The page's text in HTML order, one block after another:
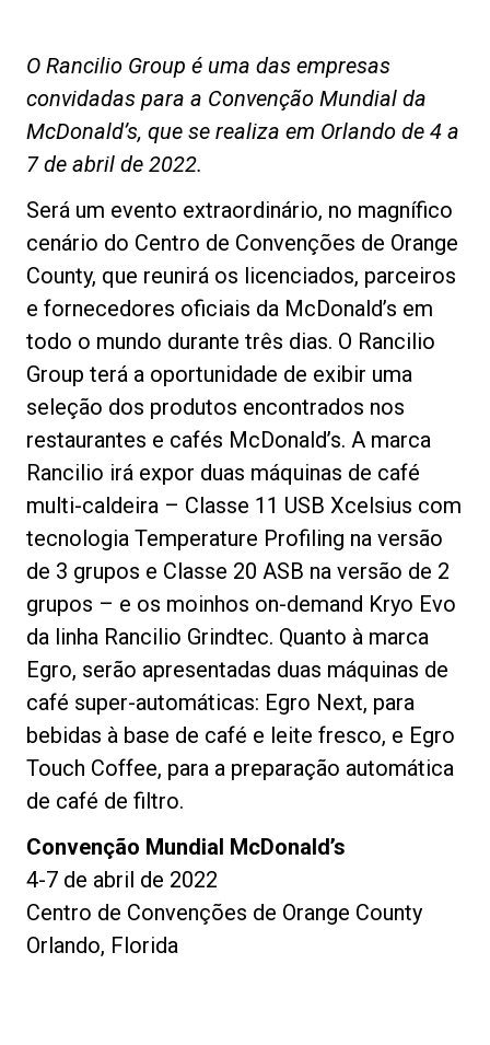
O Rancilio Group é uma das empresas
convidadas para a Convenção Mundial da
McDonald’s, que se realiza em Orlando de 4 a
7 de abril de 2022.
Será um evento extraordinário, no magnífico
cenário do Centro de Convenções de Orange
County, que reunirá os licenciados, parceiros
e fornecedores oficiais da McDonald’s em
todo o mundo durante três dias. O Rancilio
Group terá a oportunidade de exibir uma
seleção dos produtos encontrados nos
restaurantes e cafés McDonald’s. A marca
Rancilio irá expor duas máquinas de café
multi-caldeira – Classe 11 USB Xcelsius com
tecnologia Temperature Profiling na versão
de 3 grupos e Classe 20 ASB na versão de 2
grupos – e os moinhos on-demand Kryo Evo
da linha Rancilio Grindtec. Quanto à marca
Egro, serão apresentadas duas máquinas de
café super-automáticas: Egro Next, para
bebidas à base de café e leite fresco, e Egro
Touch Coffee, para a preparação automática
de café de filtro.
Convenção Mundial McDonald’s
4-7 de abril de 2022
Centro de Convenções de Orange County
Orlando, Florida
Nossos laboratórios
Sustentabilidade
Connect
Contacte-nos
Política de Privacidade